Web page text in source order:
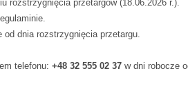
rozstrzygnięcia przetargów (18.06.2026 r.).
dnia rozstrzygnięcia przetargu.
telefonu: +48 32 555 02 37 w dni robocze